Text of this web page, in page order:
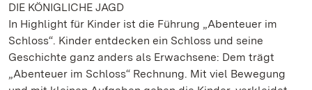
DIE KÖNIGLICHE JAGD
In Highlight für Kinder ist die Führung „Abenteuer im
Schloss“. Kinder entdecken ein Schloss und seine
Geschichte ganz anders als Erwachsene: Dem trägt
„Abenteuer im Schloss“ Rechnung. Mit viel Bewegung